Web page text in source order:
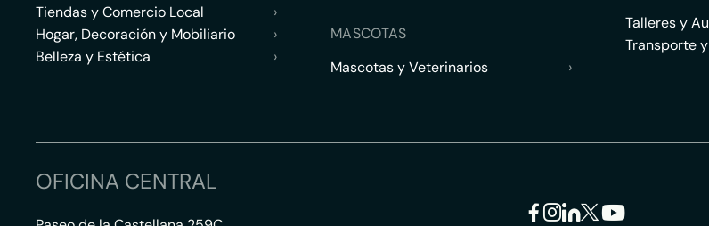
Tiendas y Comercio Local
›
Hogar, Decoración y Mobiliario
›
Belleza y Estética
›
MASCOTAS
Mascotas y Veterinarios
›
Talleres y
Transporte
OFICINA CENTRAL